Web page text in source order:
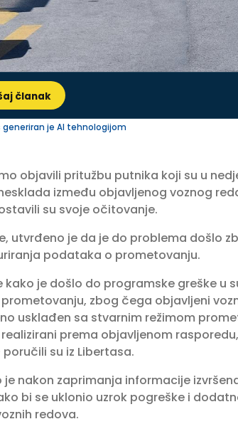
članak
generiran je AI tehnologijom
objavili pritužbu putnika koji su u
između objavljenog voznog
su svoje očitovanje.
utvrđeno je da je do problema došlo
podataka o prometovanju.
kako je došlo do programske greške u
zbog čega objavljeni
usklađen sa stvarnim režimom
prema objavljenom
su iz Libertasa.
je nakon zaprimanja informacije
bi se uklonio uzrok pogreške i
redova.